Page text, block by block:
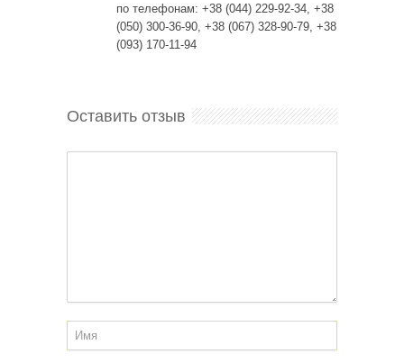
по телефонам: +38 (044) 229-92-34, +38
(050) 300-36-90, +38 (067) 328-90-79, +38
(093) 170-11-94
Оставить отзыв